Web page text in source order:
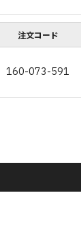
注文コード
160-073-591